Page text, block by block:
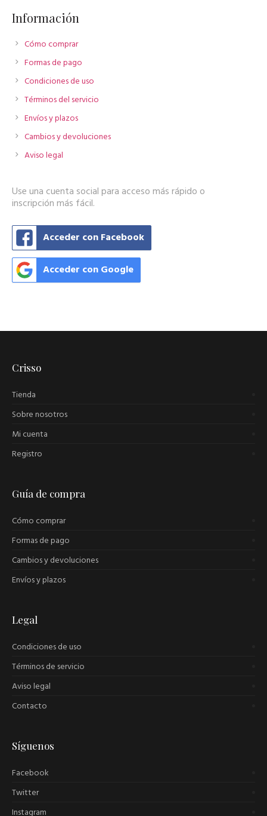
Información
Cómo comprar
Formas de pago
Condiciones de uso
Términos del servicio
Envíos y plazos
Cambios y devoluciones
Aviso legal
Use una cuenta social para acceso más rápido o
inscripción más fácil.
Acceder con Facebook
Acceder con Google
Crisso
Tienda
Sobre nosotros
Mi cuenta
Registro
Guía de compra
Cómo comprar
Formas de pago
Cambios y devoluciones
Envíos y plazos
Legal
Condiciones de uso
Términos de servicio
Aviso legal
Contacto
Síguenos
Facebook
Twitter
Instagram